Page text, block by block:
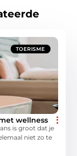
TOERISME
wellness
is groot dat je
niet zo te